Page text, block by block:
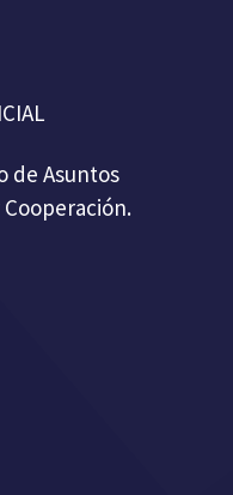
de Asuntos